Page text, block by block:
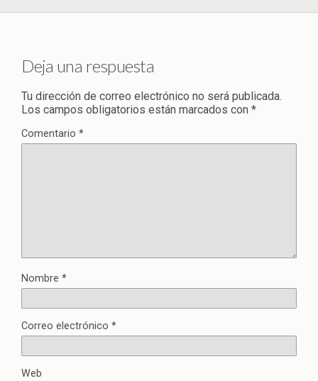
Deja una respuesta
Tu dirección de correo electrónico no será publicada.
Los campos obligatorios están marcados con *
Comentario *
Nombre *
Correo electrónico *
Web